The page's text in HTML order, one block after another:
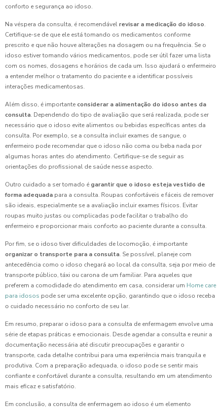
conforto e segurança ao idoso.
Na véspera da consulta, é recomendável revisar a medicação do idoso.
Certifique-se de que ele está tomando os medicamentos conforme
prescrito e que não houve alterações na dosagem ou na frequência. Se o
idoso estiver tomando vários medicamentos, pode ser útil fazer uma lista
com os nomes, dosagens e horários de cada um. Isso ajudará o enfermeiro
a entender melhor o tratamento do paciente e a identificar possíveis
interações medicamentosas.
Além disso, é importante considerar a alimentação do idoso antes da
consulta. Dependendo do tipo de avaliação que será realizada, pode ser
necessário que o idoso evite alimentos ou bebidas específicas antes da
consulta. Por exemplo, se a consulta incluir exames de sangue, o
enfermeiro pode recomendar que o idoso não coma ou beba nada por
algumas horas antes do atendimento. Certifique-se de seguir as
orientações do profissional de saúde nesse aspecto.
Outro cuidado a ser tomado é garantir que o idoso esteja vestido de
forma adequada para a consulta. Roupas confortáveis e fáceis de remover
são ideais, especialmente se a avaliação incluir exames físicos. Evitar
roupas muito justas ou complicadas pode facilitar o trabalho do
enfermeiro e proporcionar mais conforto ao paciente durante a consulta.
Por fim, se o idoso tiver dificuldades de locomoção, é importante
organizar o transporte para a consulta. Se possível, planeje com
antecedência como o idoso chegará ao local da consulta, seja por meio de
transporte público, táxi ou carona de um familiar. Para aqueles que
preferem a comodidade do atendimento em casa, considerar um Home care
para idosos pode ser uma excelente opção, garantindo que o idoso receba
o cuidado necessário no conforto de seu lar.
Em resumo, preparar o idoso para a consulta de enfermagem envolve uma
série de etapas práticas e emocionais. Desde agendar a consulta e reunir a
documentação necessária até discutir preocupações e garantir o
transporte, cada detalhe contribui para uma experiência mais tranquila e
produtiva. Com a preparação adequada, o idoso pode se sentir mais
confiante e confortável durante a consulta, resultando em um atendimento
mais eficaz e satisfatório.
Em conclusão, a consulta de enfermagem ao idoso é um elemento